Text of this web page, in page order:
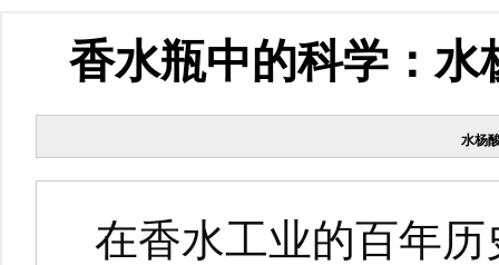
香水瓶中的科学：
水杨
在香水工业的百年